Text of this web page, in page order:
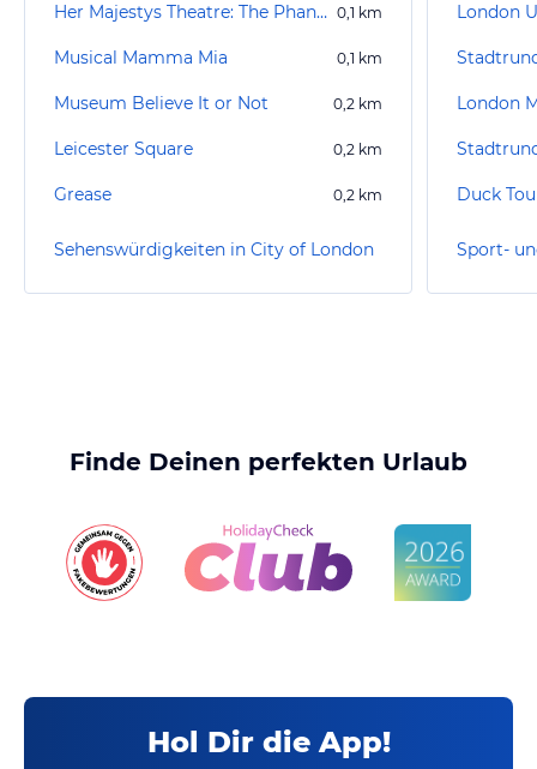
Her Majestys Theatre: The Phantom of The Opera 0,1 km
Musical Mamma Mia 0,1 km
Museum Believe It or Not 0,2 km
Leicester Square 0,2 km
Grease 0,2 km
Sehenswürdigkeiten in City of London
London
London
Duck
Finde Deinen perfekten Urlaub
Hol Dir die App!